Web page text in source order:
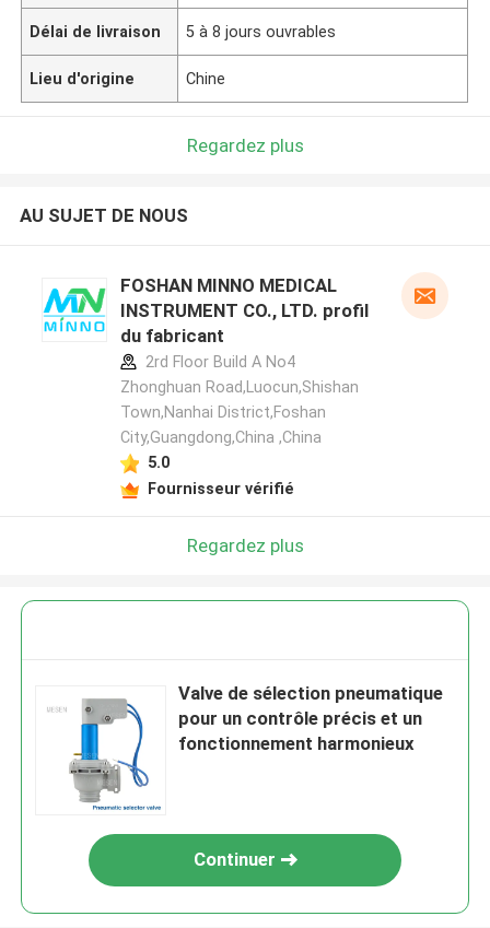
Délai de livraison 5 à 8 jours ouvrables
Lieu d'origine Chine
Regardez plus
AU SUJET DE NOUS
FOSHAN MINNO MEDICAL
INSTRUMENT CO., LTD. profil
du fabricant
2rd Floor Build A No4
Zhonghuan Road,Luocun,Shishan
Town,Nanhai District,Foshan
City,Guangdong,China ,China
5.0
Fournisseur vérifié
Regardez plus
Valve de sélection pneumatique
pour un contrôle précis et un
fonctionnement harmonieux
Continuer